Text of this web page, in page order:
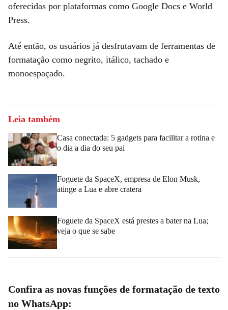
oferecidas por plataformas como Google Docs e World
Press.
Até então, os usuários já desfrutavam de ferramentas de
formatação como negrito, itálico, tachado e
monoespaçado.
Leia também
Casa conectada: 5 gadgets para facilitar a rotina e
o dia a dia do seu pai
Foguete da SpaceX, empresa de Elon Musk,
atinge a Lua e abre cratera
Foguete da SpaceX está prestes a bater na Lua;
veja o que se sabe
Confira as novas funções de formatação de texto
no WhatsApp: